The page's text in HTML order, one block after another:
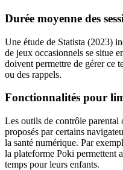
Durée moyenne des
Une étude de Statista (2023)
de jeux occasionnels se situe
doivent permettre de gérer ce
ou des rappels.
Fonctionnalités pour
Les outils de contrôle parental
proposés par certains
la santé numérique. Par
la plateforme Poki permettent
temps pour leurs enfants.